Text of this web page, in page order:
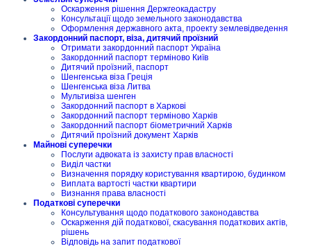
Оскарження рішення Держгеокадастру
Консультації щодо земельного законодавства
Оформлення державного акта, проекту землевідведення
Закордонний паспорт, віза, дитячий проїзний
Отримати закордонний паспорт Україна
Закордонний паспорт терміново Київ
Дитячий проїзний, паспорт
Шенгенська віза Греція
Шенгенська віза Литва
Мультивіза шенген
Закордонний паспорт в Харкові
Закордонний паспорт терміново Харків
Закордонний паспорт біометричний Харків
Дитячий проїзний документ Харків
Майнові суперечки
Послуги адвоката із захисту прав власності
Виділ частки
Визначення порядку користування квартирою, будинком
Виплата вартості частки квартири
Визнання права власності
Податкові суперечки
Консультування щодо податкового законодавства
Оскарження дій податкової, скасування податкових актів,
рішень
Відповідь на запит податкової